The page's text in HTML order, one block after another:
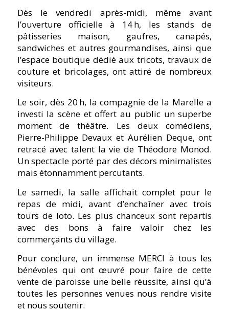
Dès le vendredi après-midi, même avant
l’ouverture officielle à 14 h, les stands de
pâtisseries maison, gaufres, canapés,
sandwiches et autres gourmandises, ainsi que
l’espace boutique dédié aux tricots, travaux de
couture et bricolages, ont attiré de nombreux
visiteurs.
Le soir, dès 20 h, la compagnie de la Marelle a
investi la scène et offert au public un superbe
moment de théâtre. Les deux comédiens,
Pierre-Philippe Devaux et Aurélien Deque, ont
retracé avec talent la vie de Théodore Monod.
Un spectacle porté par des décors minimalistes
mais étonnamment percutants.
Le samedi, la salle affichait complet pour le
repas de midi, avant d’enchaîner avec trois
tours de loto. Les plus chanceux sont repartis
avec des bons à faire valoir chez les
commerçants du village.
Pour conclure, un immense MERCI à tous les
bénévoles qui ont œuvré pour faire de cette
vente de paroisse une belle réussite, ainsi qu’à
toutes les personnes venues nous rendre visite
et nous soutenir.